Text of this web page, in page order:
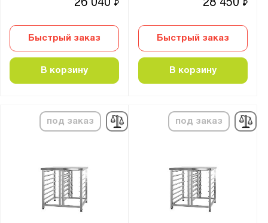
26 040₽
Быстрый заказ
В корзину
28 450₽
Быстрый заказ
В корзину
под заказ под заказ